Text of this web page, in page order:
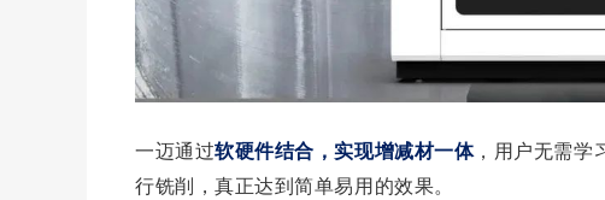
一迈通过软硬件结合，实现增减材一体，用户无需学
行铣削，真正达到简单易用的效果。